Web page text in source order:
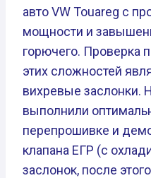
авто VW Touareg с
мощности и
горючего. Проверка
этих сложностей
вихревые заслонки.
выполнили
перепрошивке и
клапана ЕГР (с
заслонок, после